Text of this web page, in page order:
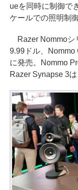
ueを同時に制御で
ケールでの照明制
Razer Nommoシ
9.99ドル、Nommo
に発売。Nommo
Razer Synapse 3